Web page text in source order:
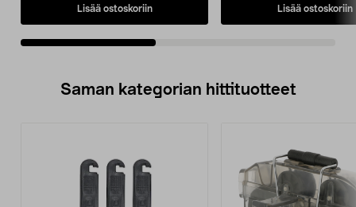
Lisää ostoskoriin Lisää ostoskoriin
Saman kategorian hittituotteet